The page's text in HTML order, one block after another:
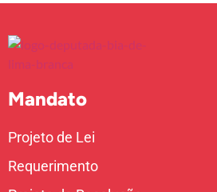
Mandato
Projeto de Lei
Requerimento